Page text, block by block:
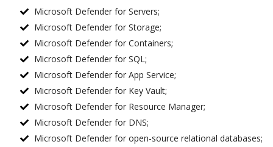
Microsoft Defender for Servers;
Microsoft Defender for Storage;
Microsoft Defender for Containers;
Microsoft Defender for SQL;
Microsoft Defender for App Service;
Microsoft Defender for Key Vault;
Microsoft Defender for Resource Manager;
Microsoft Defender for DNS;
Microsoft Defender for open-source relational databases;